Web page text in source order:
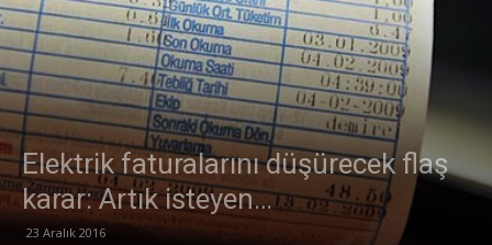
Elektrik faturalarını düşürecek flaş
karar: Artık isteyen…
23 Aralık 2016